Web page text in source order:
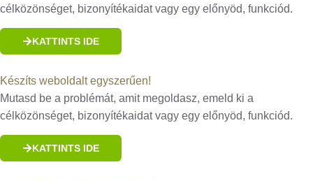
célközönséget, bizonyítékaidat vagy egy előnyöd, funkciód.
KATTINTS IDE
Készíts weboldalt egyszerűen!
Mutasd be a problémát, amit megoldasz, emeld ki a
célközönséget, bizonyítékaidat vagy egy előnyöd, funkciód.
KATTINTS IDE